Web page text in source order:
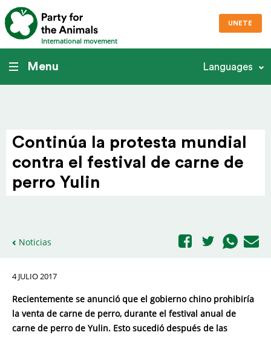
International movement
UNETE
Menu Languages
Continúa la protesta mundial
contra el festival de carne de
perro Yulin
Noticias
4 JULIO 2017
Recientemente se anunció que el gobierno chino prohibiría
la venta de carne de perro, durante el festival anual de
carne de perro de Yulin. Esto sucedió después de las